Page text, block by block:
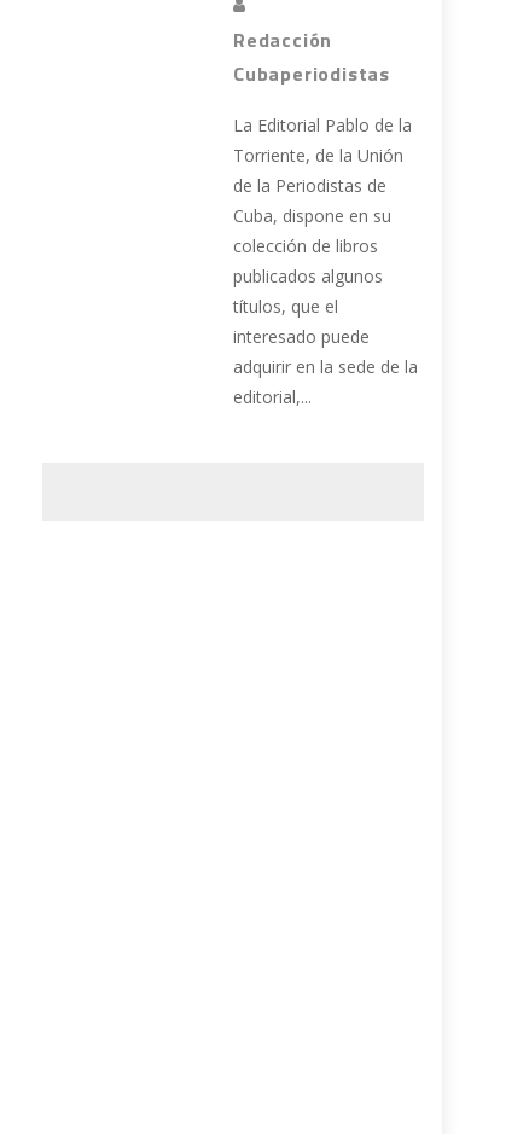
Redacción
Cubaperiodistas
La Editorial Pablo de la
Torriente, de la Unión
de la Periodistas de
Cuba, dispone en su
colección de libros
publicados algunos
títulos, que el
interesado puede
adquirir en la sede de la
editorial,...